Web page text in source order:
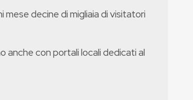
decine di migliaia di visitatori
anche con portali locali dedicati al